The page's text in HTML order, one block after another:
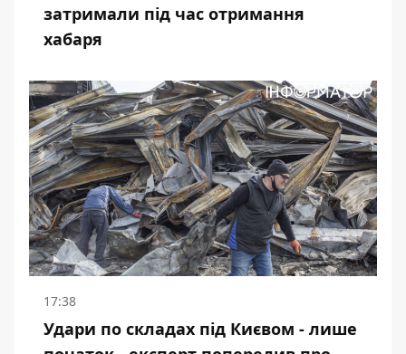
затримали під час отримання
хабаря
17:38
Удари по складах під Києвом - лише